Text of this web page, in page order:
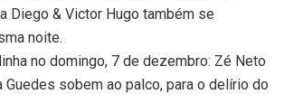
Diego & Victor Hugo também se
noite.
no domingo, 7 de dezembro: Zé Neto
Guedes sobem ao palco, para o delírio do